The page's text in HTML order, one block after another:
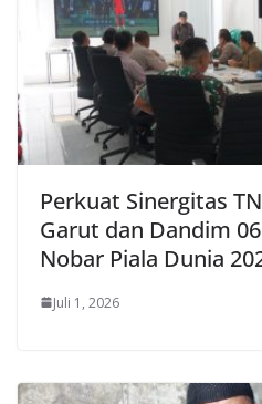
Perkuat Sinergitas
Garut dan Dandim
Nobar Piala Dunia
Juli 1, 2026